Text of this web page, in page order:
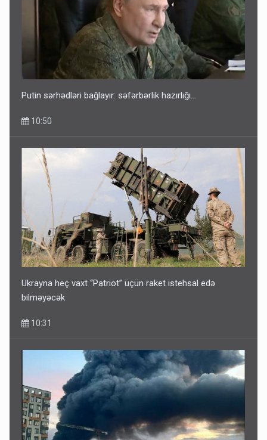
Putin sərhədləri bağlayır: səfərbərlik hazırlığı...
10:50
Ukrayna heç vaxt “Patriot” üçün raket istehsal edə
bilməyəcək
10:31